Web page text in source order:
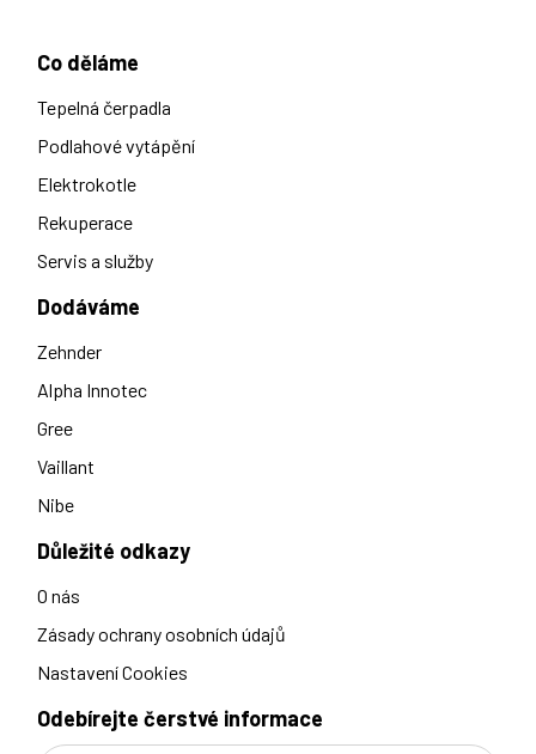
Co děláme
Tepelná čerpadla
Podlahové vytápění
Elektrokotle
Rekuperace
Servis a služby
Dodáváme
Zehnder
Alpha Innotec
Gree
Vaillant
Nibe
Důležité odkazy
O nás
Zásady ochrany osobních údajů
Nastavení Cookies
Odebírejte čerstvé informace